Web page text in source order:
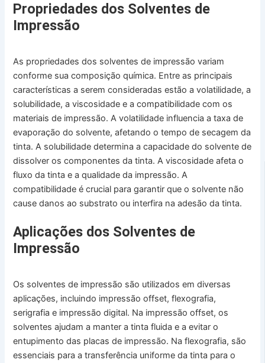
Propriedades dos Solventes de
Impressão
As propriedades dos solventes de impressão variam
conforme sua composição química. Entre as principais
características a serem consideradas estão a volatilidade, a
solubilidade, a viscosidade e a compatibilidade com os
materiais de impressão. A volatilidade influencia a taxa de
evaporação do solvente, afetando o tempo de secagem da
tinta. A solubilidade determina a capacidade do solvente de
dissolver os componentes da tinta. A viscosidade afeta o
fluxo da tinta e a qualidade da impressão. A
compatibilidade é crucial para garantir que o solvente não
cause danos ao substrato ou interfira na adesão da tinta.
Aplicações dos Solventes de
Impressão
Os solventes de impressão são utilizados em diversas
aplicações, incluindo impressão offset, flexografia,
serigrafia e impressão digital. Na impressão offset, os
solventes ajudam a manter a tinta fluida e a evitar o
entupimento das placas de impressão. Na flexografia, são
essenciais para a transferência uniforme da tinta para o